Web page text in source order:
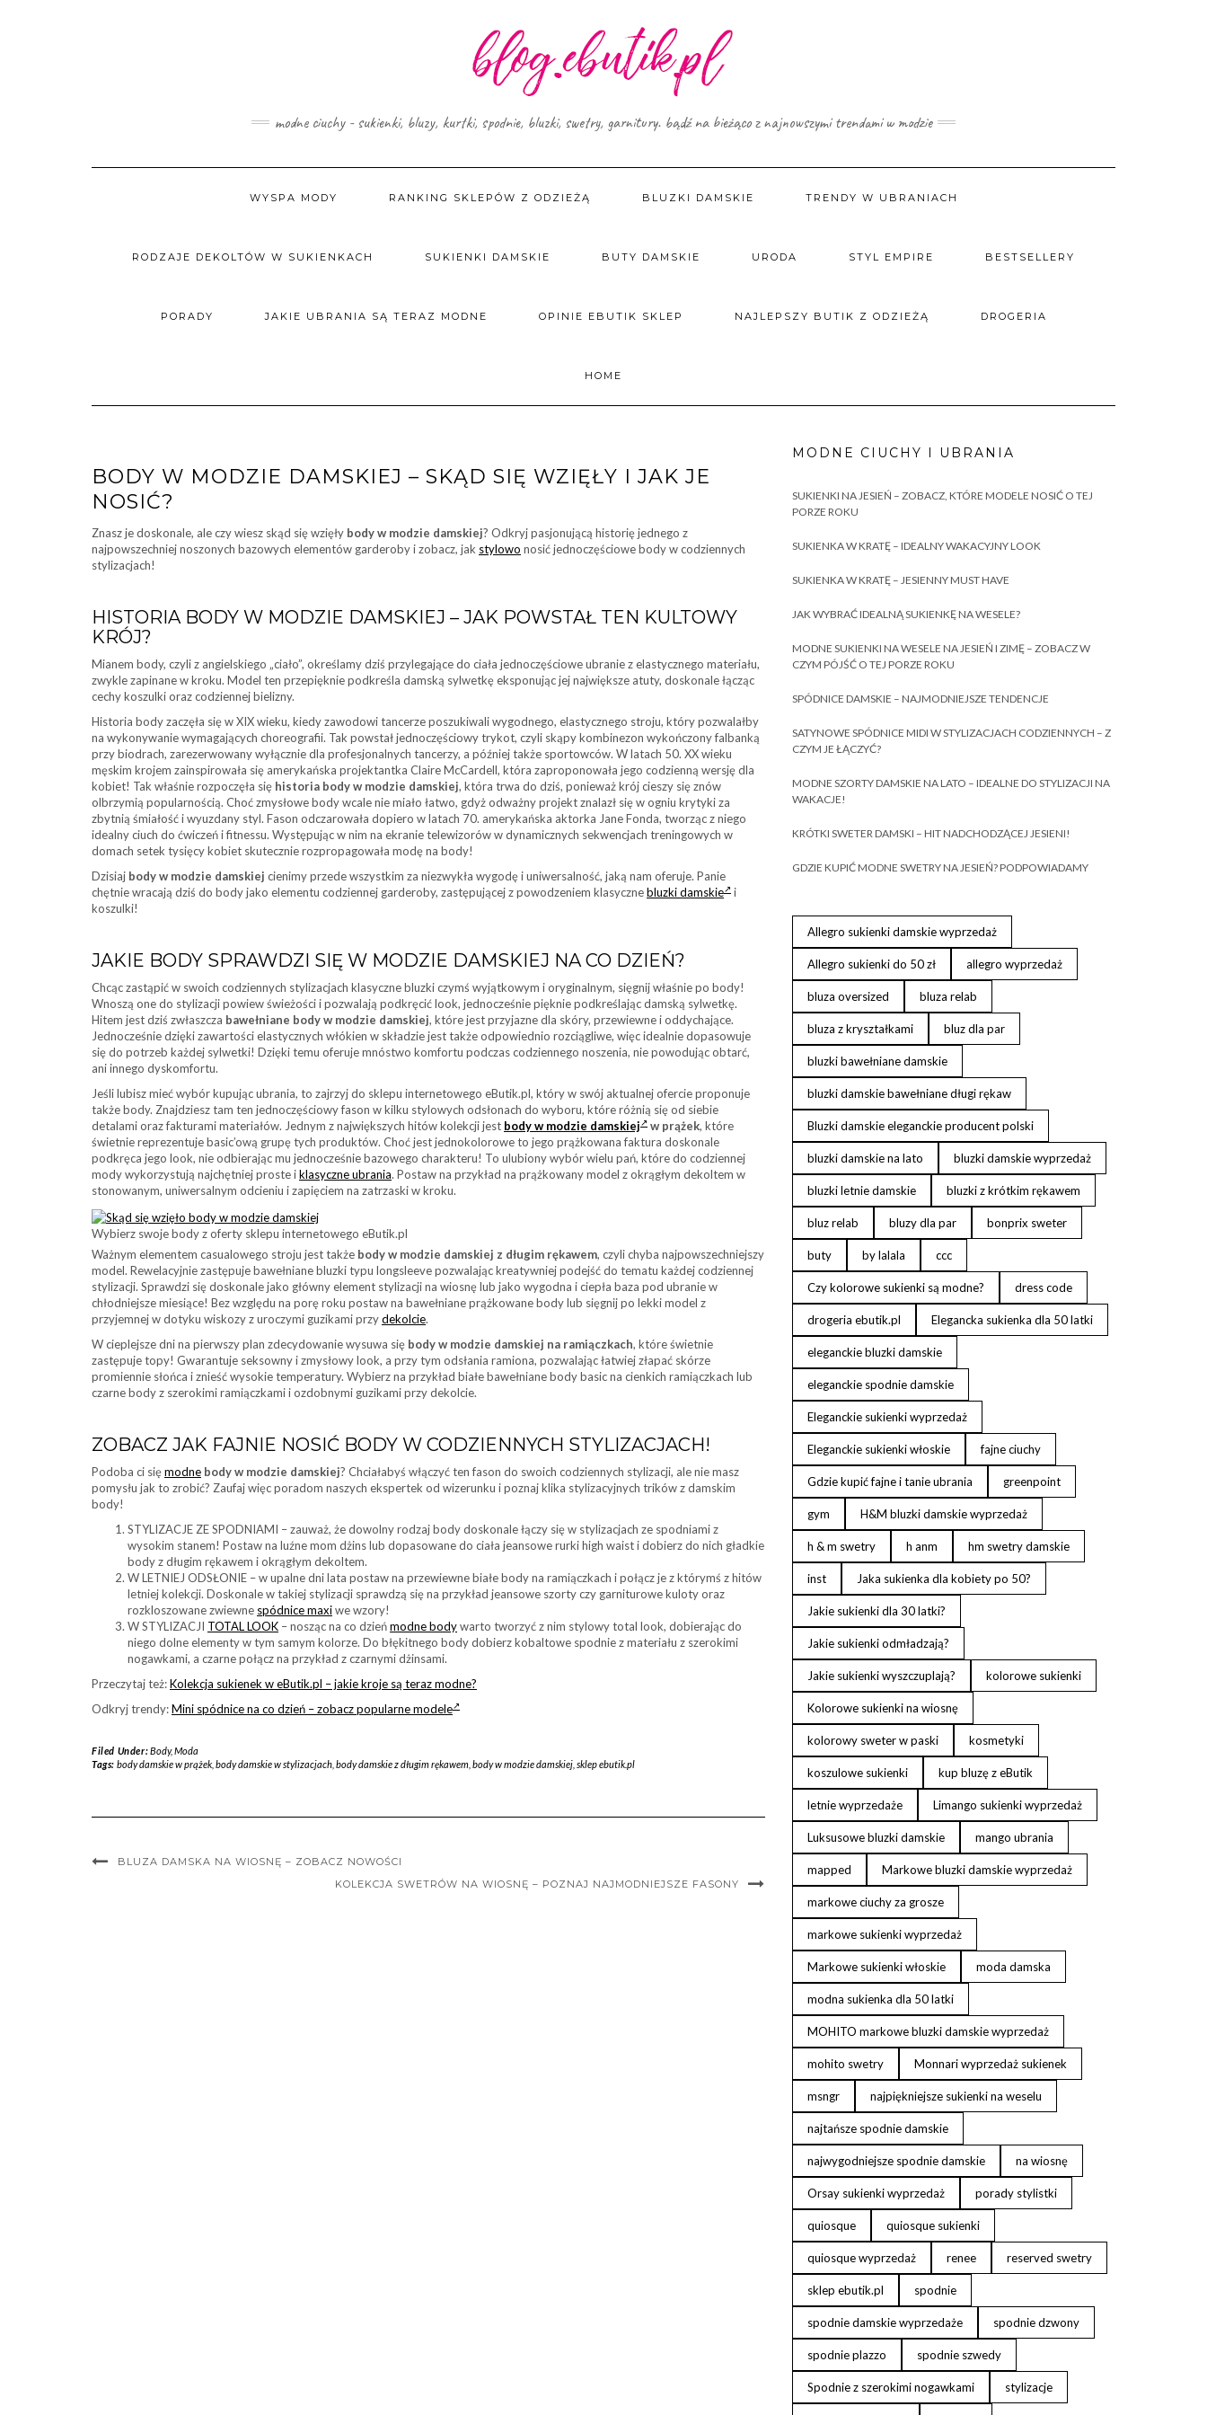
modne ciuchy - sukienki, bluzy, kurtki, spodnie, bluzki, swetry, garnitury. bądź na bieżąco z najnowszymi trendami w modzie
WYSPA MODY RANKING SKLEPÓW Z ODZIEŻĄ BLUZKI DAMSKIE TRENDY W UBRANIACH
RODZAJE DEKOLTÓW W SUKIENKACH SUKIENKI DAMSKIE BUTY DAMSKIE URODA STYL EMPIRE BESTSELLERY
PORADY JAKIE UBRANIA SĄ TERAZ MODNE OPINIE EBUTIK SKLEP NAJLEPSZY BUTIK Z ODZIEŻĄ DROGERIA
HOME
BODY W MODZIE DAMSKIEJ – SKĄD SIĘ WZIĘŁY I JAK JE
NOSIĆ?
Znasz je doskonale, ale czy wiesz skąd się wzięły body w modzie damskiej? Odkryj pasjonującą historię jednego z
najpowszechniej noszonych bazowych elementów garderoby i zobacz, jak stylowo nosić jednoczęściowe body w codziennych
stylizacjach!
HISTORIA BODY W MODZIE DAMSKIEJ – JAK POWSTAŁ TEN KULTOWY
KRÓJ?
Mianem body, czyli z angielskiego „ciało”, określamy dziś przylegające do ciała jednoczęściowe ubranie z elastycznego materiału,
zwykle zapinane w kroku. Model ten przepięknie podkreśla damską sylwetkę eksponując jej największe atuty, doskonale łącząc
cechy koszulki oraz codziennej bielizny.
Historia body zaczęła się w XIX wieku, kiedy zawodowi tancerze poszukiwali wygodnego, elastycznego stroju, który pozwalałby
na wykonywanie wymagających choreografii. Tak powstał jednoczęściowy trykot, czyli skąpy kombinezon wykończony falbanką
przy biodrach, zarezerwowany wyłącznie dla profesjonalnych tancerzy, a później także sportowców. W latach 50. XX wieku
męskim krojem zainspirowała się amerykańska projektantka Claire McCardell, która zaproponowała jego codzienną wersję dla
kobiet! Tak właśnie rozpoczęła się historia body w modzie damskiej, która trwa do dziś, ponieważ krój cieszy się znów
olbrzymią popularnością. Choć zmysłowe body wcale nie miało łatwo, gdyż odważny projekt znalazł się w ogniu krytyki za
zbytnią śmiałość i wyuzdany styl. Fason odczarowała dopiero w latach 70. amerykańska aktorka Jane Fonda, tworząc z niego
idealny ciuch do ćwiczeń i fitnessu. Występując w nim na ekranie telewizorów w dynamicznych sekwencjach treningowych w
domach setek tysięcy kobiet skutecznie rozpropagowała modę na body!
Dzisiaj bodyw modzie damskiej cienimy przede wszystkim za niezwykła wygodę i uniwersalność, jaką nam oferuje. Panie
chętnie wracają dziś do body jako elementu codziennej garderoby, zastępującej z powodzeniem klasycznebluzki damskie
i
koszulki!
JAKIE BODY SPRAWDZI SIĘ W MODZIE DAMSKIEJ NA CO DZIEŃ?
Chcąc zastąpić w swoich codziennych stylizacjach klasyczne bluzki czymś wyjątkowym i oryginalnym, sięgnij właśnie po body!
Wnoszą one do stylizacji powiew świeżości i pozwalają podkręcić look, jednocześnie pięknie podkreślając damską sylwetkę.
Hitem jest dziś zwłaszcza bawełniane body w modzie damskiej, które jest przyjazne dla skóry, przewiewne i oddychające.
Jednocześnie dzięki zawartości elastycznych włókien w składzie jest także odpowiednio rozciągliwe, więc idealnie dopasowuje
się do potrzeb każdej sylwetki! Dzięki temu oferuje mnóstwo komfortu podczas codziennego noszenia, nie powodując obtarć,
ani innego dyskomfortu.
Jeśli lubisz mieć wybór kupując ubrania, to zajrzyj do sklepu internetowego eButik.pl, który w swój aktualnej ofercie proponuje
także body. Znajdziesz tam ten jednoczęściowy fason w kilku stylowych odsłonach do wyboru, które różnią się od siebie
detalami oraz fakturami materiałów. Jednym z największych hitów kolekcji jest body w modzie damskiej w prążek, które
świetnie reprezentuje basic’ową grupę tych produktów. Choć jest jednokolorowe to jego prążkowana faktura doskonale
podkręca jego look, nie odbierając mu jednocześnie bazowego charakteru! To ulubiony wybór wielu pań, które do codziennej
mody wykorzystują najchętniej proste iklasyczne ubrania. Postaw na przykład na prążkowany model z okrągłym dekoltem w
stonowanym, uniwersalnym odcieniu i zapięciem na zatrzaski w kroku.
Wybierz swoje body z oferty sklepu internetowego eButik.pl
Ważnym elementem casualowego stroju jest także body w modzie damskiej z długim rękawem, czyli chyba najpowszechniejszy
model. Rewelacyjnie zastępuje bawełniane bluzki typu longsleeve pozwalając kreatywniej podejść do tematu każdej codziennej
stylizacji. Sprawdzi się doskonale jako główny element stylizacji na wiosnę lub jako wygodna i ciepła baza pod ubranie w
chłodniejsze miesiące! Bez względu na porę roku postaw na bawełniane prążkowane body lub sięgnij po lekki model z
przyjemnej w dotyku wiskozy z uroczymi guzikami przydekolcie.
W cieplejsze dni na pierwszy plan zdecydowanie wysuwa się body w modzie damskiej na ramiączkach, które świetnie
zastępuje topy! Gwarantuje seksowny i zmysłowy look, a przy tym odsłania ramiona, pozwalając łatwiej złapać skórze
promiennie słońca i znieść wysokie temperatury. Wybierz na przykład białe bawełniane body basic na cienkich ramiączkach lub
czarne body z szerokimi ramiączkami i ozdobnymi guzikami przy dekolcie.
ZOBACZ JAK FAJNIE NOSIĆ BODY W CODZIENNYCH STYLIZACJACH!
Podoba ci sięmodne body w modzie damskiej? Chciałabyś włączyć ten fason do swoich codziennych stylizacji, ale nie masz
pomysłu jak to zrobić? Zaufaj więc poradom naszych ekspertek od wizerunku i poznaj klika stylizacyjnych trików z damskim
body!
STYLIZACJE ZE SPODNIAMI – zauważ, że dowolny rodzaj body doskonale łączy się w stylizacjach ze spodniami z
wysokim stanem! Postaw na luźne mom dżins lub dopasowane do ciała jeansowe rurki high waist i dobierz do nich gładkie
body z długim rękawem i okrągłym dekoltem.
W LETNIEJ ODSŁONIE – w upalne dni lata postaw na przewiewne białe body na ramiączkach i połącz je z którymś z hitów
letniej kolekcji. Doskonale w takiej stylizacji sprawdzą się na przykład jeansowe szorty czy garniturowe kuloty oraz
rozkloszowane zwiewne spódnice maxiwe wzory!
W STYLIZACJI TOTAL LOOK – nosząc na co dzieńmodne bodywarto tworzyć z nim stylowy total look, dobierając do
niego dolne elementy w tym samym kolorze. Do błękitnego body dobierz kobaltowe spodnie z materiału z szerokimi
nogawkami, a czarne połącz na przykład z czarnymi dżinsami.
Przeczytaj też:Kolekcja sukienek w eButik.pl – jakie kroje są teraz modne?
Odkryj trendy:Mini spódnice na co dzień – zobacz popularne modele
Filed Under:Body,Moda
Tags: body damskie w prążek, body damskie w stylizacjach, body damskie z długim rękawem body w modzie damskiej, sklep ebutik.pl
BLUZA DAMSKA NA WIOSNĘ – ZOBACZ NOWOŚCI
KOLEKCJA SWETRÓW NA WIOSNĘ – POZNAJ NAJMODNIEJSZE FASONY
MODNE CIUCHY I UBRANIA
SUKIENKI NA JESIEŃ – ZOBACZ, KTÓRE MODELE NOSIĆ O TEJ
PORZE ROKU
SUKIENKA W KRATĘ – IDEALNY WAKACYJNY LOOK
SUKIENKA W KRATĘ – JESIENNY MUST HAVE
JAK WYBRAĆ IDEALNĄ SUKIENKĘ NA WESELE?
MODNE SUKIENKI NA WESELE NA JESIEŃ I ZIMĘ – ZOBACZ W
CZYM PÓJŚĆ O TEJ PORZE ROKU
SPÓDNICE DAMSKIE – NAJMODNIEJSZE TENDENCJE
SATYNOWE SPÓDNICE MIDI W STYLIZACJACH CODZIENNYCH – Z
CZYM JE ŁĄCZYĆ?
MODNE SZORTY DAMSKIE NA LATO – IDEALNE DO STYLIZACJI NA
WAKACJE!
KRÓTKI SWETER DAMSKI – HIT NADCHODZĄCEJ JESIENI!
GDZIE KUPIĆ MODNE SWETRY NA JESIEŃ? PODPOWIADAMY
Allegro sukienki damskie wyprzedaż
Allegro sukienki do 50 zł allegro wyprzedaż
bluza oversized bluza relab
bluza z kryształkami bluz dla par
bluzki bawełniane damskie
bluzki damskie bawełniane długi rękaw
Bluzki damskie eleganckie producent polski
bluzki damskie na lato bluzki damskie wyprzedaż
bluzki letnie damskie bluzki z krótkim rękawem
bluz relab bluzy dla par bonprix sweter
buty by lalala ccc
Czy kolorowe sukienki są modne? dress code
drogeria ebutik.pl Elegancka sukienka dla 50 latki
eleganckie bluzki damskie
eleganckie spodnie damskie
Eleganckie sukienki wyprzedaż
Eleganckie sukienki włoskie fajne ciuchy
Gdzie kupić fajne i tanie ubrania greenpoint
gym H&M bluzki damskie wyprzedaż
h & m swetry h anm hm swetry damskie
inst Jaka sukienka dla kobiety po 50?
Jakie sukienki dla 30 latki?
Jakie sukienki odmładzają?
Jakie sukienki wyszczuplają? kolorowe sukienki
Kolorowe sukienki na wiosnę
kolorowy sweter w paski kosmetyki
koszulowe sukienki kup bluzę z eButik
letnie wyprzedaże Limango sukienki wyprzedaż
Luksusowe bluzki damskie mango ubrania
mapped Markowe bluzki damskie wyprzedaż
markowe ciuchy za grosze
markowe sukienki wyprzedaż
Markowe sukienki włoskie moda damska
modna sukienka dla 50 latki
MOHITO markowe bluzki damskie wyprzedaż
mohito swetry Monnari wyprzedaż sukienek
msngr najpiękniejsze sukienki na weselu
najtańsze spodnie damskie
najwygodniejsze spodnie damskie na wiosnę
Orsay sukienki wyprzedaż porady stylistki
quiosque quiosque sukienki
quiosque wyprzedaż renee reserved swetry
sklep ebutik.pl spodnie
spodnie damskie wyprzedaże spodnie dzwony
spodnie plazzo spodnie szwedy
Spodnie z szerokimi nogawkami stylizacje